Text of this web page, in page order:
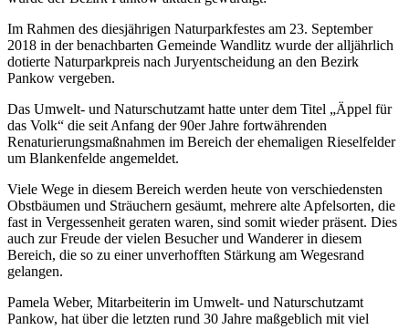
Im Rahmen des diesjährigen Naturparkfestes am 23. September
2018 in der benachbarten Gemeinde Wandlitz wurde der alljährlich
dotierte Naturparkpreis nach Juryentscheidung an den Bezirk
Pankow vergeben.
Das Umwelt- und Naturschutzamt hatte unter dem Titel „Äppel für
das Volk“ die seit Anfang der 90er Jahre fortwährenden
Renaturierungsmaßnahmen im Bereich der ehemaligen Rieselfelder
um Blankenfelde angemeldet.
Viele Wege in diesem Bereich werden heute von verschiedensten
Obstbäumen und Sträuchern gesäumt, mehrere alte Apfelsorten, die
fast in Vergessenheit geraten waren, sind somit wieder präsent. Dies
auch zur Freude der vielen Besucher und Wanderer in diesem
Bereich, die so zu einer unverhofften Stärkung am Wegesrand
gelangen.
Pamela Weber, Mitarbeiterin im Umwelt- und Naturschutzamt
Pankow, hat über die letzten rund 30 Jahre maßgeblich mit viel